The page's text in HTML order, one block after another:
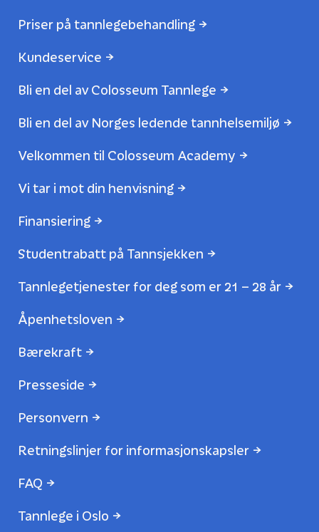
Priser på tannlegebehandling
Kundeservice
Bli en del av Colosseum Tannlege
Bli en del av Norges ledende tannhelsemiljø
Velkommen til Colosseum Academy
Vi tar i mot din henvisning
Finansiering
Studentrabatt på Tannsjekken
Tannlegetjenester for deg som er 21 – 28 år
Åpenhetsloven
Bærekraft
Presseside
Personvern
Retningslinjer for informasjonskapsler
FAQ
Tannlege i Oslo